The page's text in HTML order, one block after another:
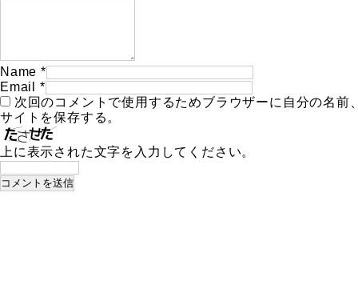
Name *
Email
*
次回のコメントで使用するためブラウザーに自分の名前
サイトを保存する。
上に表示された文字を入力してください。